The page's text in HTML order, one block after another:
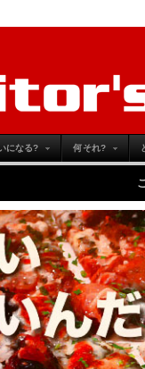
になる? 何それ?
この夏の グアム旅